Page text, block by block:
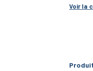
Voir la